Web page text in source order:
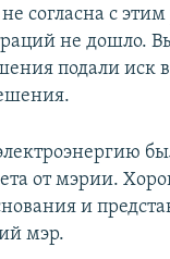
согласна с
не дошло.
подали иск
от мэрии.
и
мэр.